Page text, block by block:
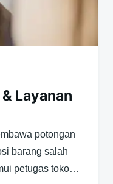
Layanan
potongan
barang salah
petugas toko…